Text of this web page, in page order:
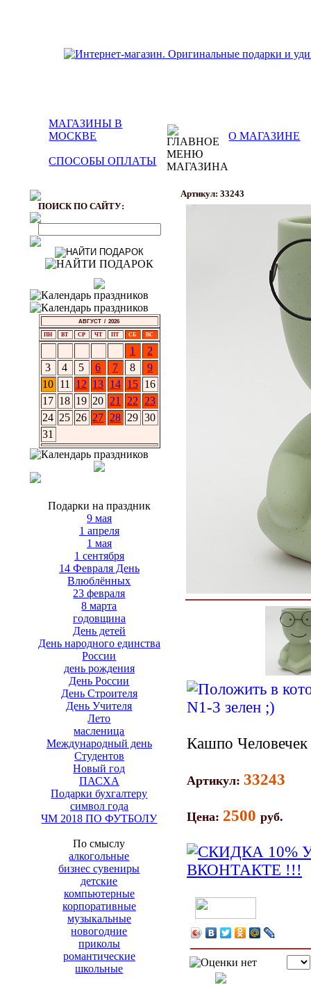
МАГАЗИНЫ В
МОСКВЕ
О МАГАЗИНЕ
СПОСОБЫ ОПЛАТЫ
ПОИСК ПО САЙТУ:
АВГУСТ / 2026
ПН ВТ СР ЧТ ПТ СБ ВС
1
2
3
4 5 6 7 8
9
10 11 12 13 14 15 16
17 18 19 20 21 22
23
24 25 26 27 28 29 30
31
Подарки на праздник
9 мая
1 апреля
1 мая
1 сентября
14 Февраля День
Влюблённых
23 февраля
8 марта
годовщина
День детей
День народного единства
России
день рождения
День России
День Строителя
День Учителя
Лето
масленица
Международный день
Студентов
Новый год
ПАСХА
Подарки бухгалтеру
символ года
ЧМ 2018 ПО ФУТБОЛУ
По смыслу
алкогольные
бизнес сувениры
детские
компьютерные
корпоративные
музыкальные
новогодние
приколы
романтические
школьные
Артикул: 33243
Кашпо Человечек
Артикул: 33243
Цена: 2500 руб.